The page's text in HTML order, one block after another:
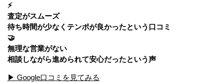
⚡
査定がスムーズ
待ち時間が少なくテンポが良かったという口コミ
🤝
無理な営業がない
相談しながら進められて安心だったという声
▶ Google口コミを見てみる